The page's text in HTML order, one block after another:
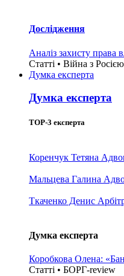
Дослідження
Аналіз захисту права
Статті • Війна з
Думка експерта
Думка експерта
TOP-3 експерта
Коренчук Тетяна
Мальцева Галина
Ткаченко Денис
Думка експерта
Коробкова Олена:
Статті • БОРГ-review